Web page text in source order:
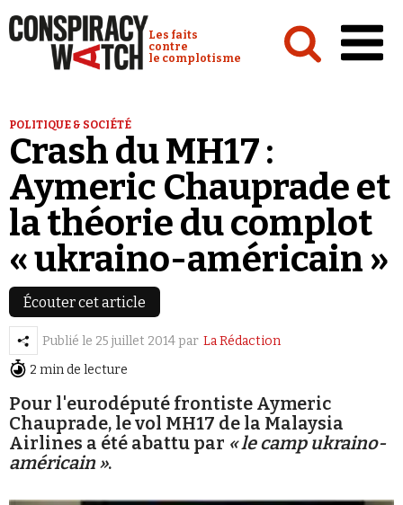
Conspiracy Watch :
Les faits
contre
le complotisme
Analyses
Conspipédia
Vidéos
Émissions
Revues de presse
Newsletter
POLITIQUE & SOCIÉTÉ
Crash du MH17 :
Aymeric Chauprade et
la théorie du complot
« ukraino-américain »
Écouter cet article
Publié le 25 juillet 2014 par La Rédaction
2 min de lecture
Pour l'eurodéputé frontiste Aymeric
Chauprade, le vol MH17 de la Malaysia
Airlines a été abattu par « le camp ukraino-
américain ».